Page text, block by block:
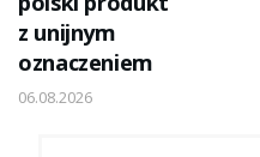
z unijnym
oznaczeniem
06.08.2026